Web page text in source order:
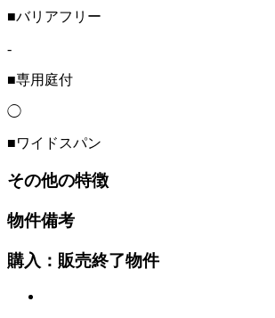
■バリアフリー
-
■専用庭付
◯
■ワイドスパン
その他の特徴
物件備考
購入：販売終了物件